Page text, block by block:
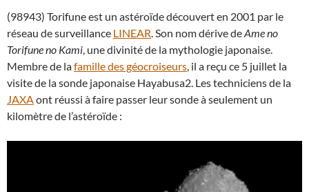
(98943) Torifune est un astéroïde découvert en 2001 par le
réseau de surveillance LINEAR. Son nom dérive deAme no
Torifune no Kami, une divinité de la mythologie japonaise.
Membre de lafamille des géocroiseurs, il a reçu ce 5 juillet la
visite de la sonde japonaise Hayabusa2. Les techniciens de la
JAXAont réussi à faire passer leur sonde à seulement un
kilomètre de l’astéroïde :